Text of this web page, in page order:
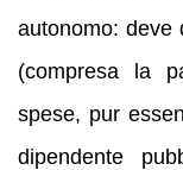
autonomo: deve
(compresa la
spese, pur
dipendente